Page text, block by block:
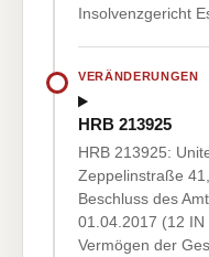
Insolvenzgericht
VERÄNDERUNGEN
HRB 213925
HRB 213925:
Zeppelinstraße
Beschluss des
01.04.2017 (12
Vermögen der